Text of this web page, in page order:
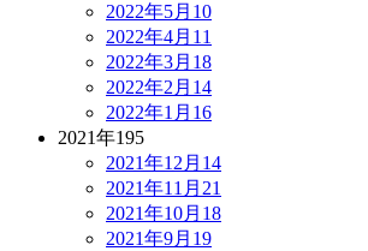
2022年5月 10
2022年4月 11
2022年3月 18
2022年2月 14
2022年1月 16
2021年195
2021年12月 14
2021年11月 21
2021年10月 18
2021年9月 19